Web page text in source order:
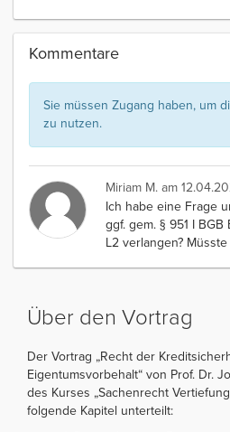
Kommentare
Sie müssen Zugang haben, um
zu nutzen.
Miriam M. am
Ich habe eine Frage
ggf. gem. § 951 I
L2 verlangen?
Über den Vortrag
Der Vortrag „Recht der
Eigentumsvorbehalt“ von Prof. Dr.
des Kurses „Sachenrecht
folgende Kapitel unterteilt: